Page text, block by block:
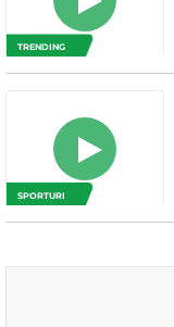
TRENDING
SPORTURI